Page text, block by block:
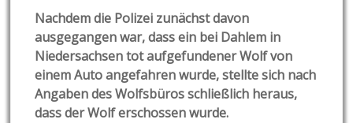
Nachdem die Polizei zunächst davon
ausgegangen war, dass ein bei Dahlem in
Niedersachsen tot aufgefundener Wolf von
einem Auto angefahren wurde, stellte sich nach
Angaben des Wolfsbüros schließlich heraus,
dass der Wolf erschossen wurde.